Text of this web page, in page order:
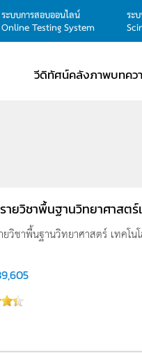
ระบบการสอบออนไลน์
Online Testing System
ระ
วีดิทัศน์คลังภาพบทคว
ายวิชาพื้นฐานวิทยาศาสตร์
ยวิชาพื้นฐานวิทยาศาสตร์ เทคโ